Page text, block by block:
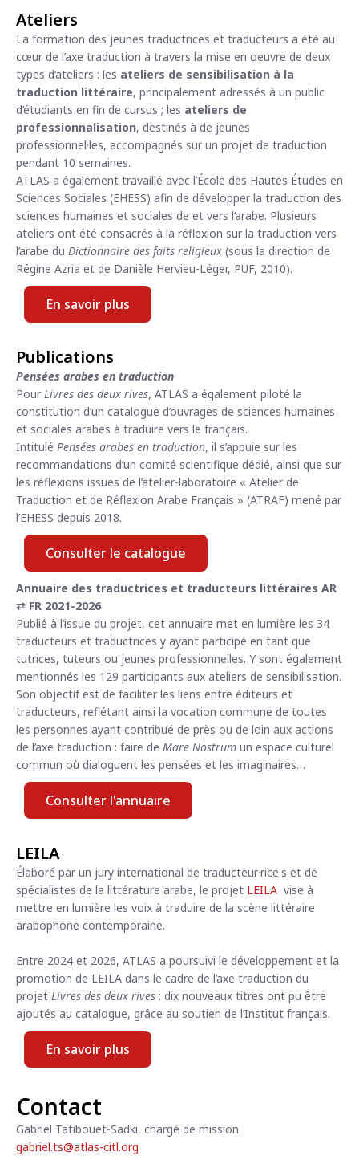
Ateliers
La formation des jeunes traductrices et traducteurs a été au
cœur de l’axe traduction à travers la mise en oeuvre de deux
types d’ateliers : les ateliers de sensibilisation à la
traduction littéraire, principalement adressés à un public
d’étudiants en fin de cursus ; les ateliers de
professionnalisation, destinés à de jeunes
professionnel·les, accompagnés sur un projet de traduction
pendant 10 semaines.
ATLAS a également travaillé avec l’École des Hautes Études en
Sciences Sociales (EHESS) afin de développer la traduction des
sciences humaines et sociales de et vers l’arabe. Plusieurs
ateliers ont été consacrés à la réflexion sur la traduction vers
l’arabe du Dictionnaire des faits religieux (sous la direction de
Régine Azria et de Danièle Hervieu-Léger, PUF, 2010).
En savoir plus
Publications
Pensées arabes en traduction
Pour Livres des deux rives, ATLAS a également piloté la
constitution d’un catalogue d’ouvrages de sciences humaines
et sociales arabes à traduire vers le français.
Intitulé Pensées arabes en traduction, il s’appuie sur les
recommandations d’un comité scientifique dédié, ainsi que sur
les réflexions issues de l’atelier-laboratoire « Atelier de
Traduction et de Réflexion Arabe Français » (ATRAF) mené par
l’EHESS depuis 2018.
Consulter le catalogue
Annuaire des traductrices et traducteurs littéraires AR
⇄ FR 2021-2026
Publié à l’issue du projet, cet annuaire met en lumière les 34
traducteurs et traductrices y ayant participé en tant que
tutrices, tuteurs ou jeunes professionnelles. Y sont également
mentionnés les 129 participants aux ateliers de sensibilisation.
Son objectif est de faciliter les liens entre éditeurs et
traducteurs, reflétant ainsi la vocation commune de toutes
les personnes ayant contribué de près ou de loin aux actions
de l’axe traduction : faire de Mare Nostrum un espace culturel
commun où dialoguent les pensées et les imaginaires…
Consulter l'annuaire
LEILA
Élaboré par un jury international de traducteur·rice·s et de
spécialistes de la littérature arabe, le projet LEILA vise à
mettre en lumière les voix à traduire de la scène littéraire
arabophone contemporaine.
Entre 2024 et 2026, ATLAS a poursuivi le développement et la
promotion de LEILA dans le cadre de l’axe traduction du
projet Livres des deux rives : dix nouveaux titres ont pu être
ajoutés au catalogue, grâce au soutien de l’Institut français.
En savoir plus
Contact
Gabriel Tatibouet-Sadki, chargé de mission
gabriel.ts@atlas-citl.org